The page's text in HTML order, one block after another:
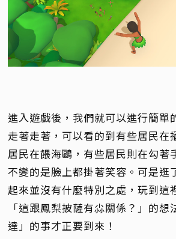
進入遊戲後，我們就可以進行簡單
走著走著，可以看的到有些居民在
居民在餵海鷗，有些居民則在勾著
不變的是臉上都掛著笑容。可是逛
起來並沒有什麼特別之處，玩到這
「這跟鳳梨披薩有尛關係？」的
達」的事才正要到來！